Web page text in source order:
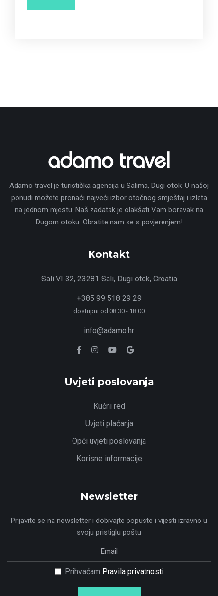
Adamo travel je turistička agencija u Salima, Dugi otok. U našoj
ponudi možete pronaći najveći izbor otočnog smještaj i izleta
na jednom mjestu. Naš zadatak je olakšati Vam boravak na
Dugom otoku. Obratite nam se s povjerenjem!
Kontakt
Sali VI 32, 23281 Sali, Dugi otok, Croatia
+385 99 518 29 29
dostupni od 08:30 - 18:00
info@adamo.hr
Uvjeti poslovanja
Kućni red
Uvjeti plaćanja
Opći uvjeti poslovanja
Korisne informacije
Newsletter
Prijavite se na newsletter i dobivajte popuste i vijesti izravno u
svoju pristiglu poštu
Prihvaćam Pravila privatnosti